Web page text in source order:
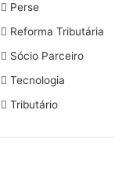
Perse
Reforma Tributária
Sócio Parceiro
Tecnologia
Tributário